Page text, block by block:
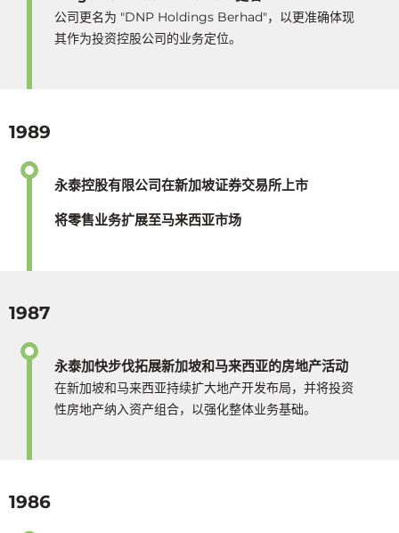
公司更名为 "DNP Holdings Berhad"，以更准确体现
其作为投资控股公司的业务定位。
1989
永泰控股有限公司在新加坡证券交易所上市
将零售业务扩展至马来西亚市场
1987
永泰加快步伐拓展新加坡和马来西亚的房地产活动
在新加坡和马来西亚持续扩大地产开发布局，并将投资
性房地产纳入资产组合，以强化整体业务基础。
1986